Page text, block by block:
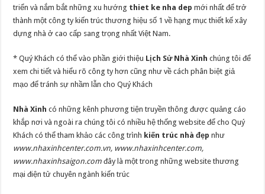
triển và nắm bắt những xu hướng thiet ke nha dep mới nhất để trở
thành một công ty kiến trúc thương hiệu số 1 về hạng mục thiết kế xây
dựng nhà ở cao cấp sang trọng nhất Việt Nam.
* Quý Khách có thể vào phần giới thiệu Lịch Sử Nhà Xinh chúng tôi để
xem chi tiết và hiểu rõ công ty hơn cũng như về cách phân biệt giả
mạo để tránh sự nhầm lẫn cho Quý Khách
Nhà Xinh có những kênh phương tiện truyền thông được quảng cáo
khắp nơi và ngoài ra chúng tôi có nhiều hệ thống website để cho Quý
Khách có thể tham khảo các công trình kiến trúc nhà đẹp như
www.nhaxinhcenter.com.vn, www.nhaxinhcenter.com,
www.nhaxinhsaigon.com đây là một trong những website thương
mại điện tử chuyên ngành kiến trúc